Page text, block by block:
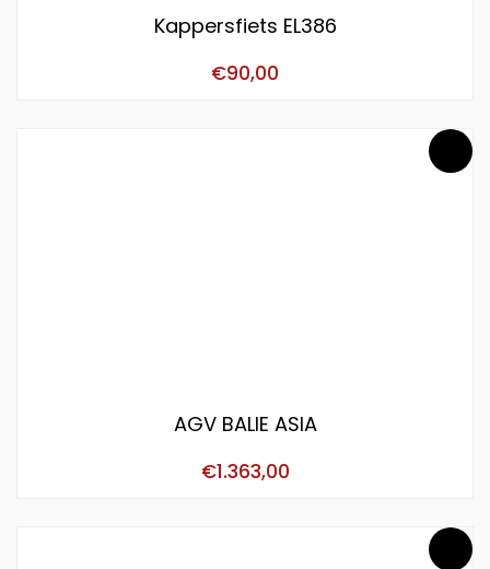
Kappersfiets EL386
€90,00
AGV BALIE ASIA
€1.363,00